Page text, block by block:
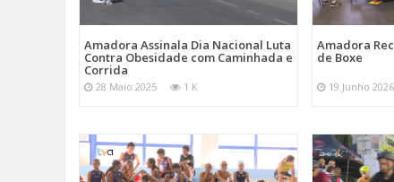
Amadora Assinala Dia Nacional Luta
Contra Obesidade com Caminhada e
Corrida
28 Maio 2025 1 K
Amadora
de Boxe
19 Junho 2026